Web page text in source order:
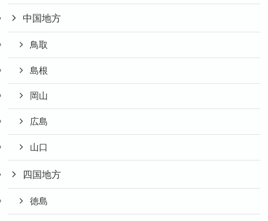
中国地方
鳥取
島根
岡山
広島
山口
四国地方
徳島